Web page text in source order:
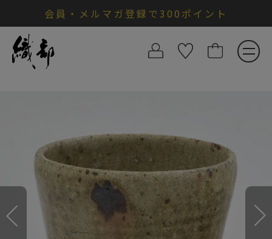
会員・メルマガ登録で300ポイント